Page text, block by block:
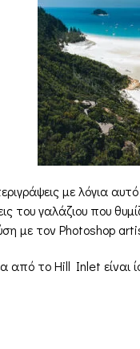
με λόγια
του γαλάζιου που
με τον Photoshop
από το Hill Inlet είναι